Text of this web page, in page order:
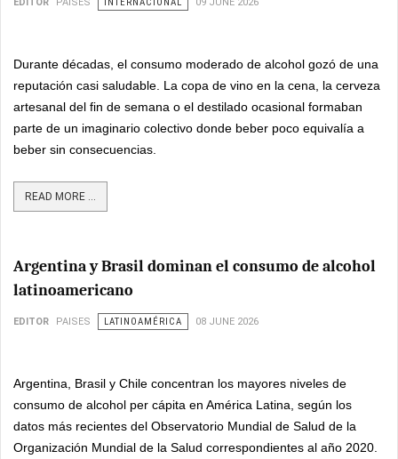
Durante décadas, el consumo moderado de alcohol gozó de una
reputación casi saludable. La copa de vino en la cena, la cerveza
artesanal del fin de semana o el destilado ocasional formaban
parte de un imaginario colectivo donde beber poco equivalía a
beber sin consecuencias.
READ MORE ...
Argentina y Brasil dominan el consumo de alcohol
latinoamericano
EDITOR PAISES LATINOAMÉRICA 08 JUNE 2026
Argentina, Brasil y Chile concentran los mayores niveles de
consumo de alcohol per cápita en América Latina, según los
datos más recientes del Observatorio Mundial de Salud de la
Organización Mundial de la Salud correspondientes al año 2020.